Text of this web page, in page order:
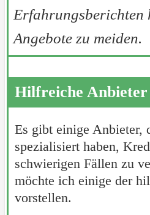
Erfahrungsberichten
Angebote zu meiden.
Hilfreiche
Es gibt einige Anbieter,
spezialisiert haben,
schwierigen Fällen zu
möchte ich einige der
vorstellen.